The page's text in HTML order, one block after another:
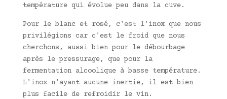
température qui évolue peu dans la cuve.
Pour le blanc et rosé, c'est l'inox que nous
privilégions car c'est le froid que nous
cherchons, aussi bien pour le débourbage
après le pressurage, que pour la
fermentation alcoolique à basse température.
L'inox n'ayant aucune inertie, il est bien
plus facile de refroidir le vin.